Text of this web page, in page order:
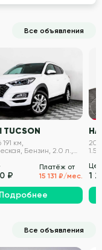
Все объявления
VIN проверен
TUCSON
191 км,
Бензин, 2.0 л.,
₽
Платёж от
15 131 ₽/мес.
Подробнее
1.5
1
Все объявления